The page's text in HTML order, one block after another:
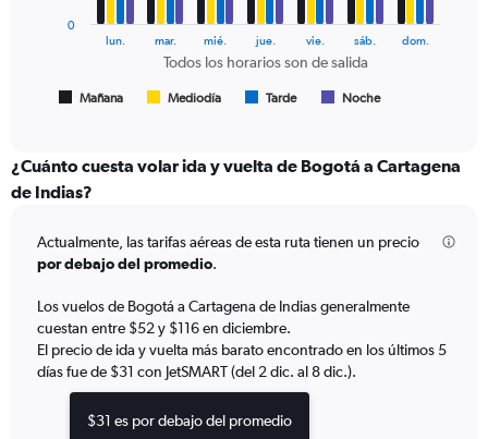
displaying
Todos
los
son
de
Range:
7
categories.
The
chart
Todos los horarios son de salida
Mañana Mediodía Tarde Noche
lun. mar. mié. jue. vie. sáb. dom.
0
¿Cuánto cuesta volar ida y vuelta de Bogotá a Cartagena
de Indias?
Actualmente, las tarifas aéreas de esta ruta tienen un precio
por debajo del promedio.
Los vuelos de Bogotá a Cartagena de Indias generalmente
cuestan entre $52 y $116 en diciembre.
El precio de ida y vuelta más barato encontrado en los últimos 5
días fue de $31 con JetSMART (del 2 dic. al 8 dic.).
$31 es por debajo del promedio